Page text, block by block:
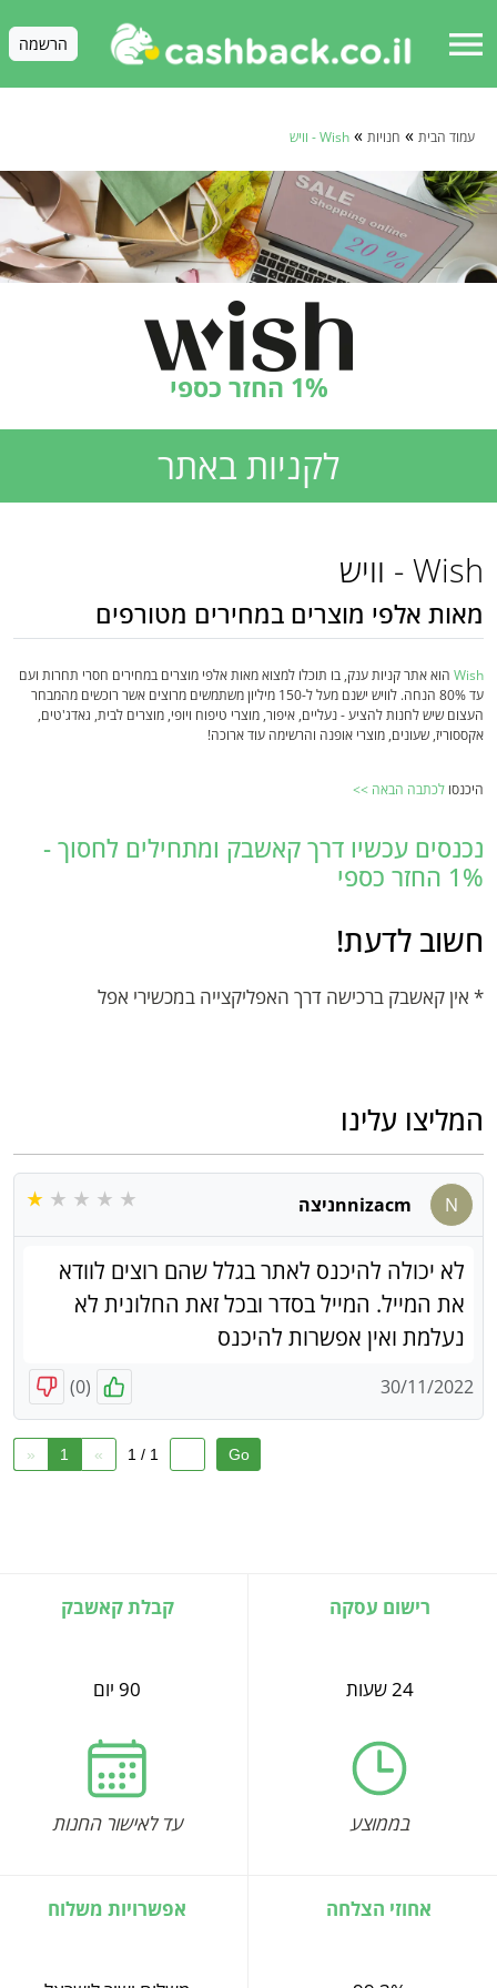
menu הרשמה
עמוד הבית » חנויות » Wish - וויש
1% החזר כספי
לקניות באתר
Wish - וויש
מאות אלפי מוצרים במחירים מטורפים
Wish הוא אתר קניות ענק, בו תוכלו למצוא מאות אלפי מוצרים במחירים חסרי תחרות ועם
עד 80% הנחה. לוויש ישנם מעל ל-150 מיליון משתמשים מרוצים אשר רוכשים מהמבחר
העצום שיש לחנות להציע - נעליים, איפור, מוצרי טיפוח ויופי, מוצרים לבית, גאדג'טים,
אקססוריז, שעונים, מוצרי אופנה והרשימה עוד ארוכה!
היכנסו לכתבה הבאה >>
נכנסים עכשיו דרך קאשבק ומתחילים לחסוך -
1% החזר כספי
חשוב לדעת!
* אין קאשבק ברכישה דרך האפליקצייה במכשירי אפל
המליצו עלינו
N nnizacmניצה
לא יכולה להיכנס לאתר בגלל שהם רוצים לוודא
את המייל. המייל בסדר ובכל זאת החלונית לא
נעלמת ואין אפשרות להיכנס
30/11/2022
(
0
)
« 1 » 1 / 1
רישום עסקה
24 שעות
בממוצע
קבלת קאשבק
90 יום
עד לאישור החנות
אחוזי הצלחה אפשרויות משלוח